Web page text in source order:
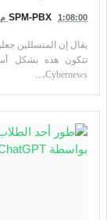
SPM-PBX 1:08:00 م
تتكون هذه بشكل
Cybernews،...